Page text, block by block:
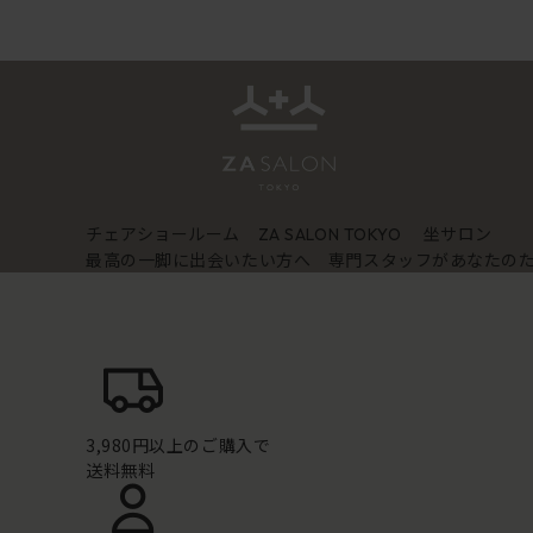
チェアショールーム ZA SALON TOKYO
坐サロン
最高の一脚に出会いたい方へ 専門スタッフがあなたの
3,980円以上のご購入で
送料無料